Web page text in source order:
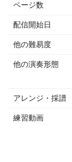
ページ数
配信開始日
他の難易度
他の演奏形態
アレンジ・採譜
練習動画